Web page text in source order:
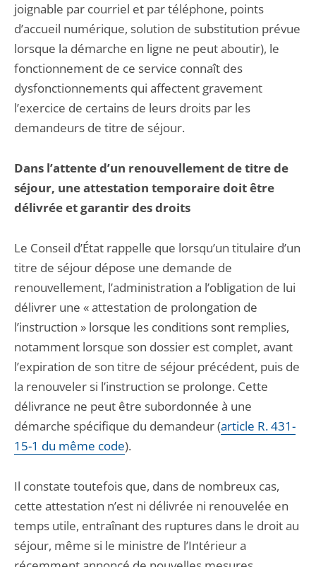
joignable par courriel et par téléphone, points
d’accueil numérique, solution de substitution prévue
lorsque la démarche en ligne ne peut aboutir), le
fonctionnement de ce service connaît des
dysfonctionnements qui affectent gravement
l’exercice de certains de leurs droits par les
demandeurs de titre de séjour.
Dans l’attente d’un renouvellement de titre de
séjour, une attestation temporaire doit être
délivrée et garantir des droits
Le Conseil d’État rappelle que lorsqu’un titulaire d’un
titre de séjour dépose une demande de
renouvellement, l’administration a l’obligation de lui
délivrer une « attestation de prolongation de
l’instruction » lorsque les conditions sont remplies,
notamment lorsque son dossier est complet, avant
l’expiration de son titre de séjour précédent, puis de
la renouveler si l’instruction se prolonge. Cette
délivrance ne peut être subordonnée à une
démarche spécifique du demandeur (article R. 431-
15-1 du même code).
Il constate toutefois que, dans de nombreux cas,
cette attestation n’est ni délivrée ni renouvelée en
temps utile, entraînant des ruptures dans le droit au
séjour, même si le ministre de l’Intérieur a